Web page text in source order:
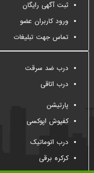
ثبت آگهی رایگان
ورود کاربران عضو
تماس جهت تبلیغات
درب ضد سرقت
درب اتاقی
پارتیشن
کفپوش اپوکسی
درب اتوماتیک
کرکره برقی